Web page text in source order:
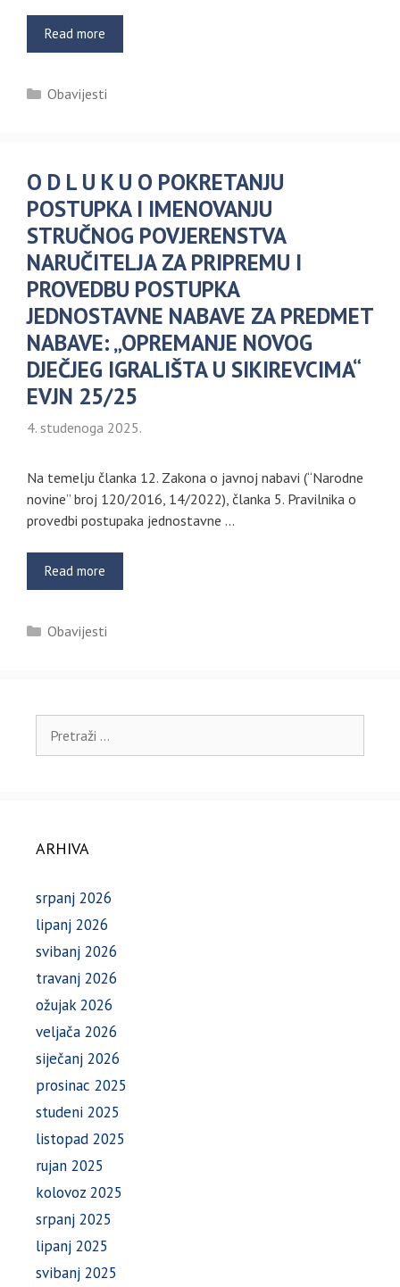
Read more
Kategorije
Obavijesti
O D L U K U O POKRETANJU
POSTUPKA I IMENOVANJU
STRUČNOG POVJERENSTVA
NARUČITELJA ZA PRIPREMU I
PROVEDBU POSTUPKA
JEDNOSTAVNE NABAVE ZA PREDMET
NABAVE: „OPREMANJE NOVOG
DJEČJEG IGRALIŠTA U SIKIREVCIMA“
EVJN 25/25
4. studenoga 2025.
Na temelju članka 12. Zakona o javnoj nabavi (“Narodne
novine” broj 120/2016, 14/2022), članka 5. Pravilnika o
provedbi postupaka jednostavne …
Read more
Kategorije
Obavijesti
ARHIVA
srpanj 2026
lipanj 2026
svibanj 2026
travanj 2026
ožujak 2026
veljača 2026
siječanj 2026
prosinac 2025
studeni 2025
listopad 2025
rujan 2025
kolovoz 2025
srpanj 2025
lipanj 2025
svibanj 2025